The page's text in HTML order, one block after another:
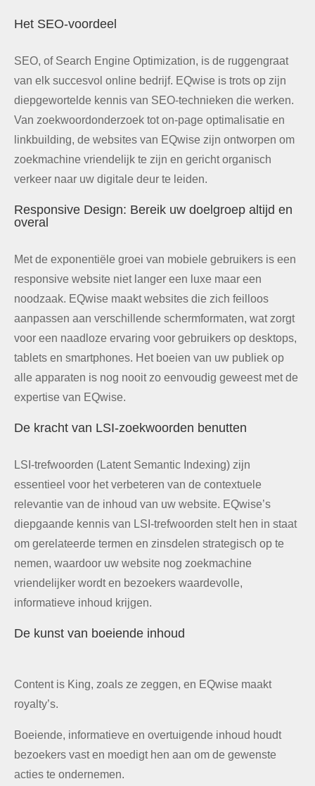
Het SEO-voordeel
SEO, of Search Engine Optimization, is de ruggengraat
van elk succesvol online bedrijf. EQwise is trots op zijn
diepgewortelde kennis van SEO-technieken die werken.
Van zoekwoordonderzoek tot on-page optimalisatie en
linkbuilding, de websites van EQwise zijn ontworpen om
zoekmachine vriendelijk te zijn en gericht organisch
verkeer naar uw digitale deur te leiden.
Responsive Design: Bereik uw doelgroep altijd en
overal
Met de exponentiële groei van mobiele gebruikers is een
responsive website niet langer een luxe maar een
noodzaak. EQwise maakt websites die zich feilloos
aanpassen aan verschillende schermformaten, wat zorgt
voor een naadloze ervaring voor gebruikers op desktops,
tablets en smartphones. Het boeien van uw publiek op
alle apparaten is nog nooit zo eenvoudig geweest met de
expertise van EQwise.
De kracht van LSI-zoekwoorden benutten
LSI-trefwoorden (Latent Semantic Indexing) zijn
essentieel voor het verbeteren van de contextuele
relevantie van de inhoud van uw website. EQwise’s
diepgaande kennis van LSI-trefwoorden stelt hen in staat
om gerelateerde termen en zinsdelen strategisch op te
nemen, waardoor uw website nog zoekmachine
vriendelijker wordt en bezoekers waardevolle,
informatieve inhoud krijgen.
De kunst van boeiende inhoud
Content is King, zoals ze zeggen, en EQwise maakt
royalty’s.
Boeiende, informatieve en overtuigende inhoud houdt
bezoekers vast en moedigt hen aan om de gewenste
acties te ondernemen.